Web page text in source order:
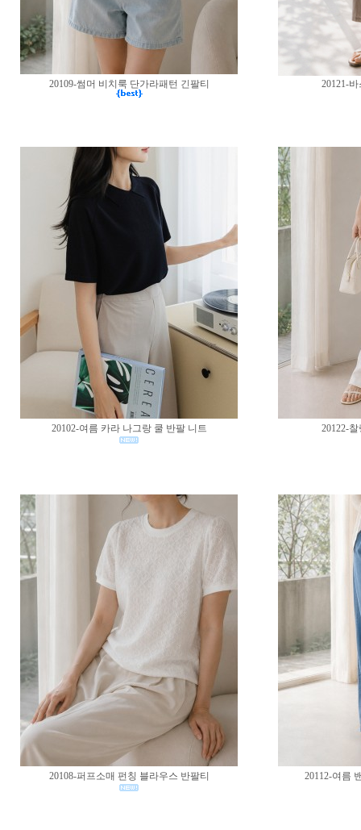
20109-썸머 비치룩 단가라패턴 긴팔티 20121-
20102-여름 카라 나그랑 쿨 반팔 니트 20122-
20108-퍼프소매 펀칭 블라우스 반팔티 20112-여름